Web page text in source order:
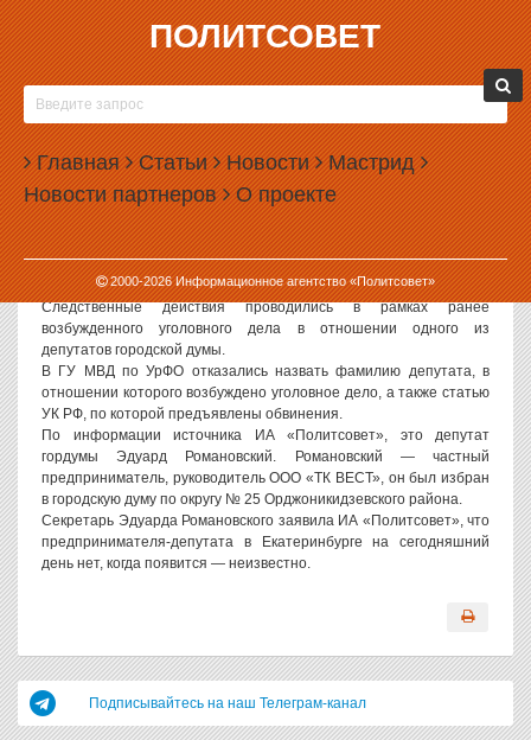
ПОЛИТСОВЕТ
Главная Статьи Новости Мастрид
Новости партнеров О проекте
2000-2026Информационное агентство «Политсовет»
12.01.2007, 10:52
ОПЕРАТИВНИКИ МВД ОБЫСКИВАЛИ КАБИНЕТ
ДЕПУТАТА РОМАНОВСКОГО, КОТОРЫЙ УЕХАЛ
ИЗ ЕКАТЕРИНБУРГА
Политсовет, 12.01.2007. Как стало известно ИА «Политсовет» из
собственных источников, следственные мероприятия в здании
екатеринбургской мэрии проводили сегодня сотрудники
оперативно-разыскного бюро по экономическим и налоговым
преступлениям Главного управления МВД по УрФО.
Следственные действия проводились в рамках ранее
возбужденного уголовного дела в отношении одного из
депутатов городской думы.
В ГУ МВД по УрФО отказались назвать фамилию депутата, в
отношении которого возбуждено уголовное дело, а также статью
УК РФ, по которой предъявлены обвинения.
По информации источника ИА «Политсовет», это депутат
гордумы Эдуард Романовский. Романовский — частный
предприниматель, руководитель ООО «ТК ВЕСТ», он был избран
в городскую думу по округу № 25 Орджоникидзевского района.
Секретарь Эдуарда Романовского заявила ИА «Политсовет», что
предпринимателя-депутата в Екатеринбурге на сегодняшний
день нет, когда появится — неизвестно.
Подписывайтесь на наш Телеграм-канал